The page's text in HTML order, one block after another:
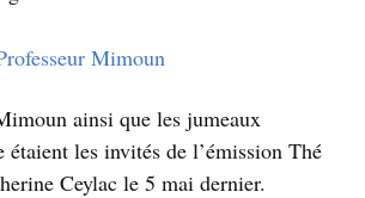
Mimoun
ainsi que les jumeaux
les invités de l’émission Thé
Ceylac le 5 mai dernier.